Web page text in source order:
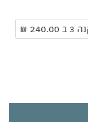
ושיקום